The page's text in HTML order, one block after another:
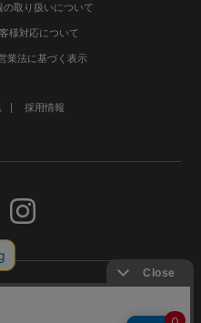
の取り扱いについて
様対応について
業法に基づく表示
採用情報